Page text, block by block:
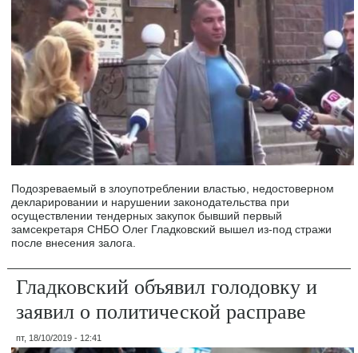
Подозреваемый в злоупотреблении властью, недостоверном
декларировании и нарушении законодательства при
осуществлении тендерных закупок бывший первый
замсекретаря СНБО Олег Гладковский вышел из-под стражи
после внесения залога.
Гладковский объявил голодовку и
заявил о политической расправе
пт, 18/10/2019 - 12:41